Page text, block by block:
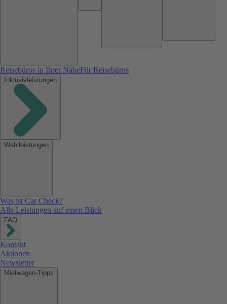
Reisebüros in Ihrer NäheFür Reisebüros
Inklusivleistungen
Wahlleistungen
Was ist Car Check?
Alle Leistungen auf einen Blick
FAQ
Kontakt
Aktionen
Newsletter
Mietwagen-Tipps